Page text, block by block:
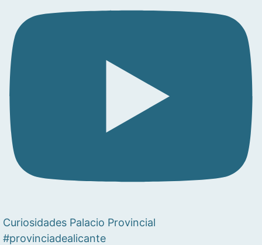
Curiosidades Palacio Provincial
#provinciadealicante